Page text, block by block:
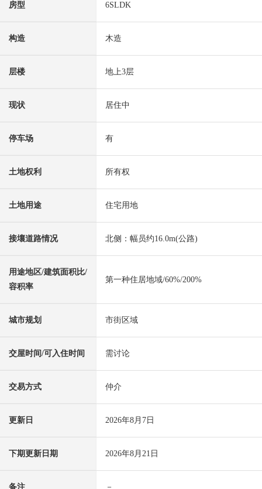
房型 6SLDK
构造 木造
层楼 地上3层
现状 居住中
停车场 有
土地权利 所有权
土地用途 住宅用地
接壤道路情况 北侧：幅员约16.0m(公路)
用途地区/建筑面积比/
容积率
第一种住居地域/60%/200%
城市规划 市街区域
交屋时间/可入住时间 需讨论
交易方式 仲介
更新日 2026年8月7日
下期更新日期 2026年8月21日
备注 －